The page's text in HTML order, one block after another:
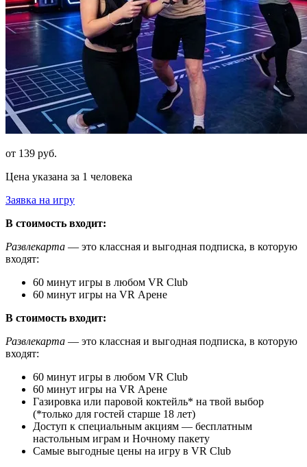
от 139 руб.
Цена указана за 1 человека
Заявка на игру
В стоимость входит:
Развлекарта — это классная и выгодная подписка, в которую
входят:
60 минут игры в любом VR Club
60 минут игры на VR Арене
В стоимость входит:
Развлекарта — это классная и выгодная подписка, в которую
входят:
60 минут игры в любом VR Club
60 минут игры на VR Арене
Газировка или паровой коктейль* на твой выбор
(*только для гостей старше 18 лет)
Доступ к специальным акциям — бесплатным
настольным играм и Ночному пакету
Cамые выгодные цены на игру в VR Club